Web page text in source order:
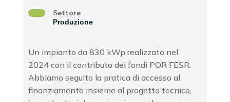
Settore
Produzione
Un impianto da 830 kWp realizzato nel
2024 con il contributo dei fondi POR FESR.
Abbiamo seguito la pratica di accesso al
finanziamento insieme al progetto tecnico,